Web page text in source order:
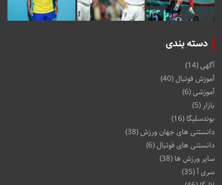
دسته بندی
آگهی(14)
آموزش فوتبال (40)
آموزشی(6)
بازار (5)
بوندسلیگا (16)
دانستنی های جهان ورزش(38)
دانستنی های فوتبال (6)
سایر ورزش ها (38)
سری آ(35)